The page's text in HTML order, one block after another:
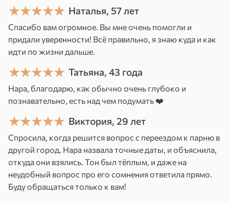
Я таролог и эмпат, практикую 8 лет. С детства
сверхчувствительна к чужим эмоциям, видела
вещие сны. В моём роду — тарологи и эмпаты,
бабушка научила меня управлять своим
состоянием, а не тонуть в чужом. Потом
экстрасенс, которая сама увидела мои
Я работаю с эмоциональным фоном клиента
— это моё главное преимущество. Не просто
читаю карты, а чувствую, что за ними стоит.
Темы, с которыми работаю: как развивается
ситуация; что будет с отношениями; стоит ли
Наталья, 57 лет
Спасибо вам огромное. Вы мне очень помогли и
придали уверенности! Всё правильно, я знаю куда и как
идти по жизни дальше.
Татьяна, 43 года
Нара, благодарю, как обычно очень глубоко и
познавательно, есть над чем подумать ❤️
Виктория, 29 лет
Спросила, когда решится вопрос с переездом к парню в
другой город. Нара назвала точные даты, и объяснила,
откуда они взялись. Тон был тёплым, и даже на
неудобный вопрос про его сомнения ответила прямо.
Буду обращаться только к вам!